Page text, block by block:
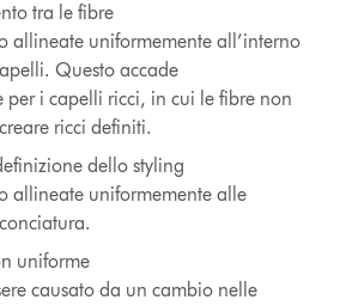
tra le fibre
allineate uniformemente all’interno
Questo accade
per i capelli ricci, in cui le fibre non
ricci definiti.
dello styling
allineate uniformemente alle
uniforme
causato da un cambio nelle